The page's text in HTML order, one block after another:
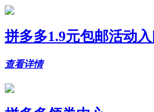
拼多多1.9元包邮活动入
查看详情